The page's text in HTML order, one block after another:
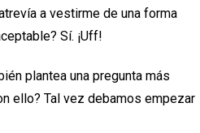
a vestirme de una forma
Sí. ¡Uff!
plantea una pregunta más
ello? Tal vez debamos empezar